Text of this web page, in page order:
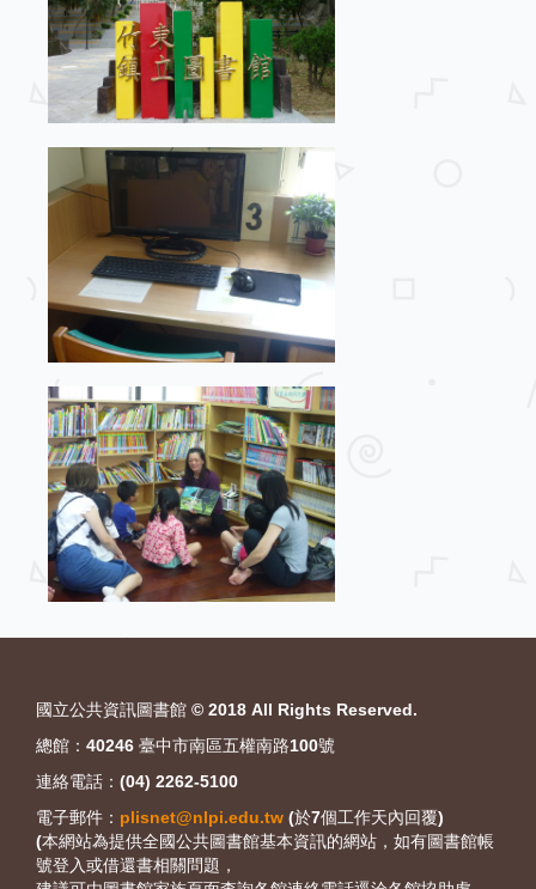
國立公共資訊圖書館 © 2018 All Rights Reserved.
總館：40246 臺中市南區五權南路100號
連絡電話：(04) 2262-5100
電子郵件： plisnet@nlpi.edu.tw (於7個工作天內回覆)
(本網站為提供全國公共圖書館基本資訊的網站，如有圖書館帳
號登入或借還書相關問題，